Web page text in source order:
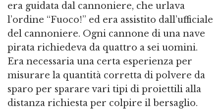
era guidata dal cannoniere, che urlava
l’ordine “Fuoco!” ed era assistito dall’ufficiale
del cannoniere. Ogni cannone di una nave
pirata richiedeva da quattro a sei uomini.
Era necessaria una certa esperienza per
misurare la quantità corretta di polvere da
sparo per sparare vari tipi di proiettili alla
distanza richiesta per colpire il bersaglio.